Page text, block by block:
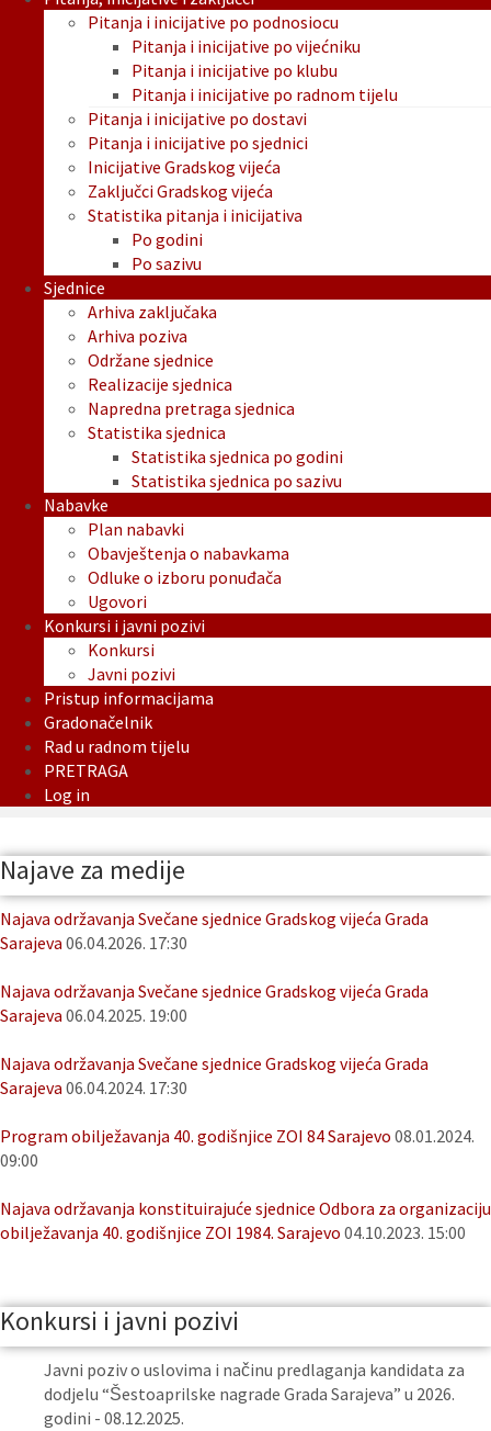
Pitanja i inicijative po podnosiocu
Pitanja i inicijative po vijećniku
Pitanja i inicijative po klubu
Pitanja i inicijative po radnom tijelu
Pitanja i inicijative po dostavi
Pitanja i inicijative po sjednici
Inicijative Gradskog vijeća
Zaključci Gradskog vijeća
Statistika pitanja i inicijativa
Po godini
Po sazivu
Sjednice
Arhiva zaključaka
Arhiva poziva
Održane sjednice
Realizacije sjednica
Napredna pretraga sjednica
Statistika sjednica
Statistika sjednica po godini
Statistika sjednica po sazivu
Nabavke
Plan nabavki
Obavještenja o nabavkama
Odluke o izboru ponuđača
Ugovori
Konkursi i javni pozivi
Konkursi
Javni pozivi
Pristup informacijama
Gradonačelnik
Rad u radnom tijelu
PRETRAGA
Log in
Najave za medije
Najava održavanja Svečane sjednice Gradskog vijeća Grada
Sarajeva 06.04.2026. 17:30
Najava održavanja Svečane sjednice Gradskog vijeća Grada
Sarajeva 06.04.2025. 19:00
Najava održavanja Svečane sjednice Gradskog vijeća Grada
Sarajeva 06.04.2024. 17:30
Program obilježavanja 40. godišnjice ZOI 84 Sarajevo 08.01.2024.
09:00
Najava održavanja konstituirajuće sjednice Odbora za organizaciju
obilježavanja 40. godišnjice ZOI 1984. Sarajevo 04.10.2023. 15:00
Konkursi i javni pozivi
Javni poziv o uslovima i načinu predlaganja kandidata za
dodjelu “Šestoaprilske nagrade Grada Sarajeva” u 2026.
godini - 08.12.2025.